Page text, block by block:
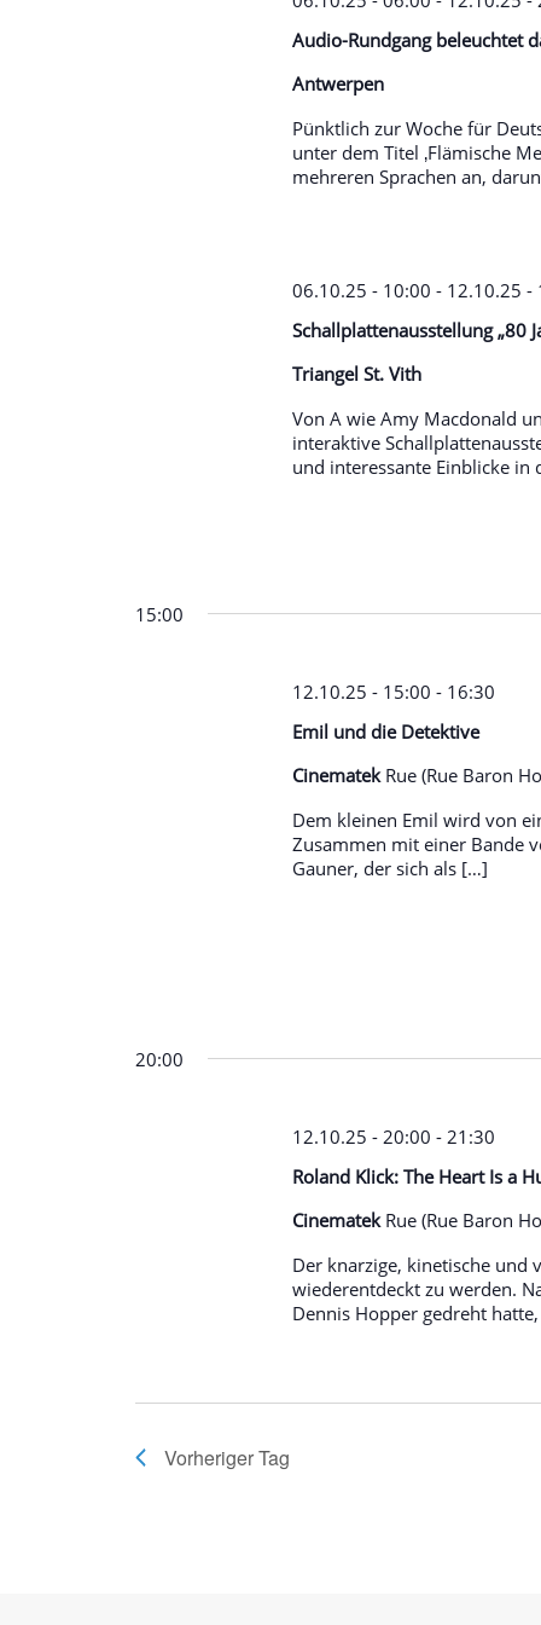
Audio-Rundgang beleuchtet
Antwerpen
Pünktlich zur Woche für
unter dem Titel ‚Flämische
mehreren Sprachen an,
Schallplattenausstellung „80
06.10.25 - 10:00 - 12.10.25 -
Triangel St. Vith
Von A wie Amy Macdonald
interaktive
und interessante Einblicke
15:00
Emil und die Detektive
12.10.25 - 15:00 - 16:30
Cinematek Rue (Rue Baron
Dem kleinen Emil wird von
Zusammen mit einer Bande
Gauner, der sich als […]
20:00
Roland Klick: The Heart Is a
12.10.25 - 20:00 - 21:30
Cinematek Rue (Rue Baron
Der knarzige, kinetische und
wiederentdeckt zu werden.
Dennis Hopper gedreht
Vorheriger Tag